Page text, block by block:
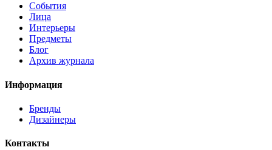
События
Лица
Интерьеры
Предметы
Блог
Архив журнала
Информация
Бренды
Дизайнеры
Контакты